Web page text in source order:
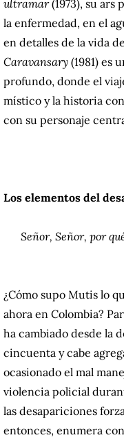
ultramar(1973), su ars
la enfermedad, en el
en detalles de la vida
Caravansary (1981) es
profundo, donde el
místico y la historia
con su personaje
Los elementos del
Señor, Señor, por
¿Cómo supo Mutis lo
ahora en Colombia?
ha cambiado desde la
cincuenta y cabe
ocasionado el mal
violencia policial
las desapariciones
entonces, enumera